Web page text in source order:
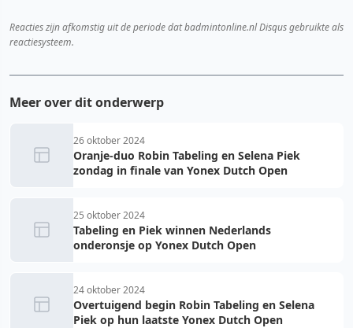
Reacties zijn afkomstig uit de periode dat badmintonline.nl Disqus gebruikte als
reactiesysteem.
Meer over dit onderwerp
26 oktober 2024
Oranje-duo Robin Tabeling en Selena Piek
zondag in finale van Yonex Dutch Open
25 oktober 2024
Tabeling en Piek winnen Nederlands
onderonsje op Yonex Dutch Open
24 oktober 2024
Overtuigend begin Robin Tabeling en Selena
Piek op hun laatste Yonex Dutch Open